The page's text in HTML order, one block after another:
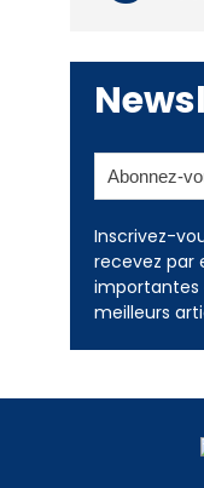
Inscrivez-
recevez par
importantes
meilleurs